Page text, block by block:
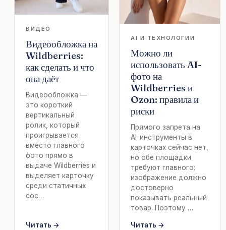
ВИДЕО
Видеообложка на
Wildberries:
как сделать и что
она даёт
Видеообложка —
это короткий
вертикальный
ролик, который
проигрывается
вместо главного
фото прямо в
выдаче Wildberries и
выделяет карточку
среди статичных
сос…
Читать →
AI И ТЕХНОЛОГИИ
Можно ли
использовать AI-
фото на
Wildberries и
Ozon: правила и
риски
Прямого запрета на
AI-инструменты в
карточках сейчас нет,
но обе площадки
требуют главного:
изображение должно
достоверно
показывать реальный
товар. Поэтому …
Читать →